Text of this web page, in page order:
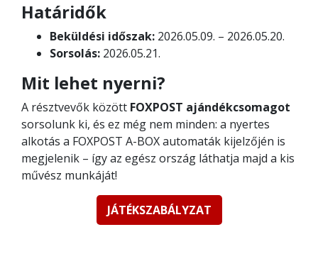
Határidők
Beküldési időszak: 2026.05.09. – 2026.05.20.
Sorsolás: 2026.05.21.
Mit lehet nyerni?
A résztvevők között FOXPOST ajándékcsomagot
sorsolunk ki, és ez még nem minden: a nyertes
alkotás a FOXPOST A-BOX automaták kijelzőjén is
megjelenik – így az egész ország láthatja majd a kis
művész munkáját!
JÁTÉKSZABÁLYZAT